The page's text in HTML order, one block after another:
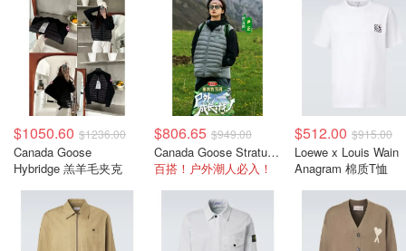
$1050.60 $1236.00
Canada Goose
Hybridge 羔羊毛夹克
$806.65 $949.00
Canada Goose Stratus 羽绒马甲
百搭！户外潮人必入！
$512.00 $915.00
Loewe x Louis Wain
Anagram 棉质T恤